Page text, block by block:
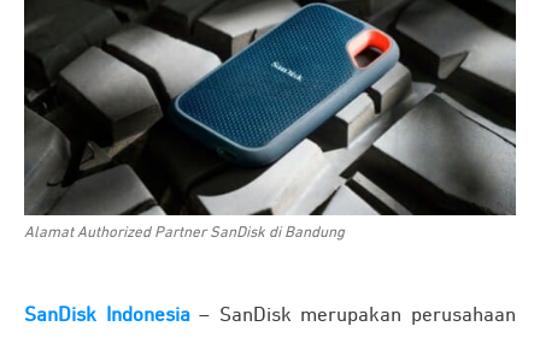
Alamat Authorized Partner SanDisk di Bandung
SanDisk Indonesia– SanDisk merupakan perusahaan